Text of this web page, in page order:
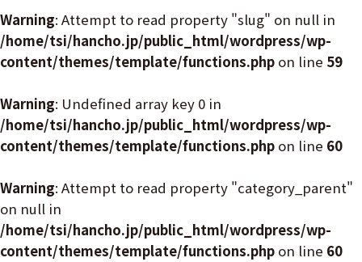
Warning: Attempt to read property "slug" on null in
/home/tsi/hancho.jp/public_html/wordpress/wp-
content/themes/template/functions.php on line 59
Warning: Undefined array key 0 in
/home/tsi/hancho.jp/public_html/wordpress/wp-
content/themes/template/functions.php on line 60
Warning: Attempt to read property "category_parent"
on null in
/home/tsi/hancho.jp/public_html/wordpress/wp-
content/themes/template/functions.php on line 60